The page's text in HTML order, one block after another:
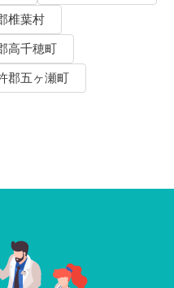
椎葉村
高千穂町
郡五ヶ瀬町